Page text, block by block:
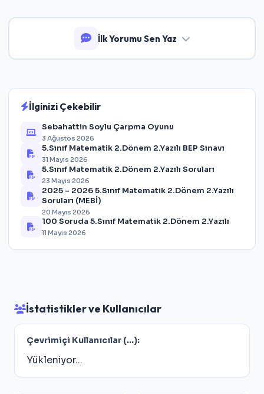
İlk Yorumu Sen Yaz
İlginizi Çekebilir
Sebahattin Soylu Çarpma Oyunu
3 Ağustos 2026
5.Sınıf Matematik 2.Dönem 2.Yazılı BEP Sınavı
31 Mayıs 2026
5.Sınıf Matematik 2.Dönem 2.Yazılı Soruları
23 Mayıs 2026
2025 – 2026 5.Sınıf Matematik 2.Dönem 2.Yazılı
Soruları (MEBİ)
20 Mayıs 2026
100 Soruda 5.Sınıf Matematik 2.Dönem 2.Yazılı
11 Mayıs 2026
İstatistikler ve Kullanıcılar
Çevrimiçi Kullanıcılar (...):
Yükleniyor...